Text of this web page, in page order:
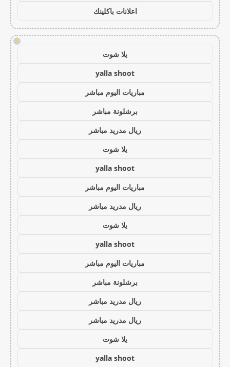
اعلانات باكلينك
!
يلا شوت
yalla shoot
مباريات اليوم مباشر
برشلونة مباشر
ريال مدريد مباشر
يلا شوت
yalla shoot
مباريات اليوم مباشر
ريال مدريد مباشر
يلا شوت
yalla shoot
مباريات اليوم مباشر
برشلونة مباشر
ريال مدريد مباشر
ريال مدريد مباشر
يلا شوت
yalla shoot